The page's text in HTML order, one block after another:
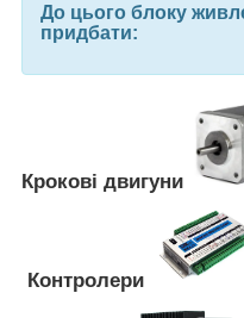
До цього блоку
придбати:
Крокові двигуни
Контролери